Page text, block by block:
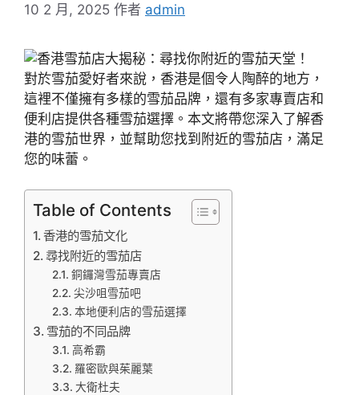
10 2 月, 2025 作者 admin
對於雪茄愛好者來說，香港是個令人陶醉的地方，
這裡不僅擁有多樣的雪茄品牌，還有多家專賣店和
便利店提供各種雪茄選擇。本文將帶您深入了解香
港的雪茄世界，並幫助您找到附近的雪茄店，滿足
您的味蕾。
Table of Contents
香港的雪茄文化
尋找附近的雪茄店
銅鑼灣雪茄專賣店
尖沙咀雪茄吧
本地便利店的雪茄選擇
雪茄的不同品牌
高希霸
羅密歐與茱麗葉
大衛杜夫